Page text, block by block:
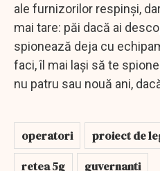
ale furnizorilor respinși,
mai tare: păi dacă ai
spionează deja cu
faci, îl mai lași să te
nu patru sau nouă ani,
operatori proiect de
retea 5g
guvernanti